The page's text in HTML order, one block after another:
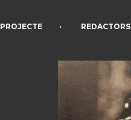
PROJECTE • REDACTORS